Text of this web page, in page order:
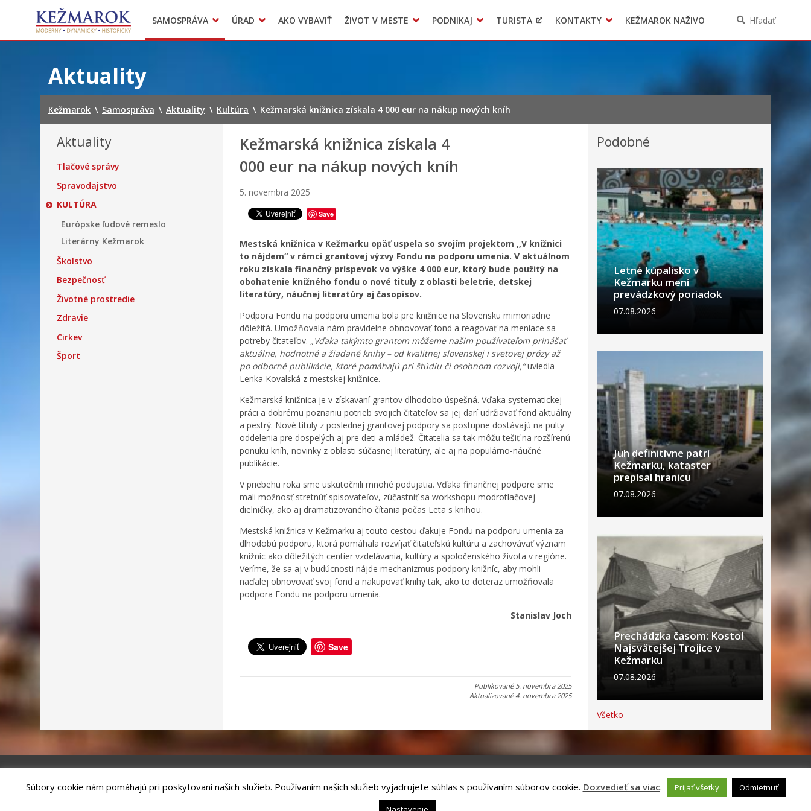
SAMOSPRÁVA
Mestská polícia
Geo informačný systém – Kežmarok
ÚRAD
Sekcie úradu
Oznamovanie podozrení z podvodov
AKO VYBAVIŤ ŽIVOT V MESTE
Triedený zber – NATUR – PACK
PODNIKAJ TURISTA KONTAKTY KEŽMAROK NAŽIVO Hľadať
Aktuality
Kežmarok \ Samospráva \ Aktuality \ Kultúra \ Kežmarská knižnica získala 4 000 eur na nákup nových kníh
Aktuality
Tlačové správy
Spravodajstvo
KULTÚRA
Európske ľudové remeslo
Literárny Kežmarok
Školstvo
Bezpečnosť
Životné prostredie
Zdravie
Cirkev
Šport
Kežmarská knižnica získala 4
000 eur na nákup nových kníh
5. novembra 2025
Save
Mestská knižnica v Kežmarku opäť uspela so svojím projektom ,,V knižnici
to nájdem“ v rámci grantovej výzvy Fondu na podporu umenia. V aktuálnom
roku získala finančný príspevok vo výške 4 000 eur, ktorý bude použitý na
obohatenie knižného fondu o nové tituly z oblasti beletrie, detskej
literatúry, náučnej literatúry aj časopisov.
Podpora Fondu na podporu umenia bola pre knižnice na Slovensku mimoriadne
dôležitá. Umožňovala nám pravidelne obnovovať fond a reagovať na meniace sa
potreby čitateľov. „Vďaka takýmto grantom môžeme našim používateľom prinášať
aktuálne, hodnotné a žiadané knihy – od kvalitnej slovenskej i svetovej prózy až
po odborné publikácie, ktoré pomáhajú pri štúdiu či osobnom rozvoji,“uviedla
Lenka Kovalská z mestskej knižnice.
Kežmarská knižnica je v získavaní grantov dlhodobo úspešná. Vďaka systematickej
práci a dobrému poznaniu potrieb svojich čitateľov sa jej darí udržiavať fond aktuálny
a pestrý. Nové tituly z poslednej grantovej podpory sa postupne dostávajú na pulty
oddelenia pre dospelých aj pre deti a mládež. Čitatelia sa tak môžu tešiť na rozšírenú
ponuku kníh, novinky z oblasti súčasnej literatúry, ale aj na populárno-náučné
publikácie.
V priebehu roka sme uskutočnili mnohé podujatia. Vďaka finančnej podpore sme
mali možnosť stretnúť spisovateľov, zúčastniť sa workshopu modrotlačovej
dielničky, ako aj dramatizovaného čítania počas Leta s knihou.
Mestská knižnica v Kežmarku aj touto cestou ďakuje Fondu na podporu umenia za
dlhodobú podporu, ktorá pomáhala rozvíjať čitateľskú kultúru a zachovávať význam
knižníc ako dôležitých centier vzdelávania, kultúry a spoločenského života v regióne.
Veríme, že sa aj v budúcnosti nájde mechanizmus podpory knižníc, aby mohli
naďalej obnovovať svoj fond a nakupovať knihy tak, ako to doteraz umožňovala
podpora Fondu na podporu umenia.
Stanislav Joch
Save
Publikované 5. novembra 2025
Aktualizované 4. novembra 2025
Podobné
Letné kúpalisko v
Kežmarku mení
prevádzkový poriadok
07.08.2026
Juh definitívne patrí
Kežmarku, kataster
prepísal hranicu
07.08.2026
Prechádzka časom: Kostol
Najsvätejšej Trojice v
Kežmarku
07.08.2026
Všetko
Riešenie ANTIK SMART CITY
| Technický prevádzkovateľ – MVI Technology, s.r.o.
Súbory cookie nám pomáhajú pri poskytovaní našich služieb. Používaním našich služieb vyjadrujete súhlas s používaním súborov cookie. Dozvedieť sa viac. Prijať všetky
Odmietnuť